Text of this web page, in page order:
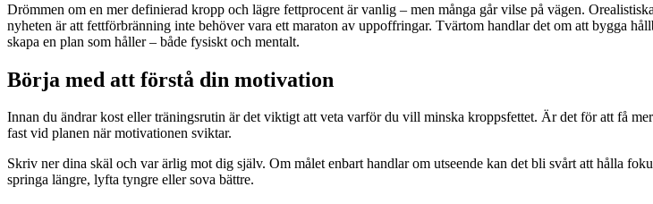
Drömmen om en mer definierad kropp och lägre fettprocent är vanlig – men många går vilse på vägen.
nyheten är att fettförbränning inte behöver vara ett maraton av uppoffringar. Tvärtom handlar det om att bygga
skapa en plan som håller – både fysiskt och mentalt.
Börja med att förstå din motivation
Innan du ändrar kost eller träningsrutin är det viktigt att veta varför du vill minska kroppsfettet. Är det för att få
fast vid planen när motivationen sviktar.
Skriv ner dina skäl och var ärlig mot dig själv. Om målet enbart handlar om utseende kan det bli svårt att hålla
springa längre, lyfta tyngre eller sova bättre.